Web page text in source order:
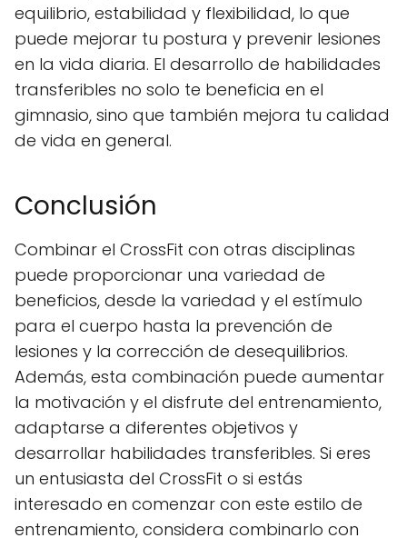
equilibrio, estabilidad y flexibilidad, lo que
puede mejorar tu postura y prevenir lesiones
en la vida diaria. El desarrollo de habilidades
transferibles no solo te beneficia en el
gimnasio, sino que también mejora tu calidad
de vida en general.
Conclusión
Combinar el CrossFit con otras disciplinas
puede proporcionar una variedad de
beneficios, desde la variedad y el estímulo
para el cuerpo hasta la prevención de
lesiones y la corrección de desequilibrios.
Además, esta combinación puede aumentar
la motivación y el disfrute del entrenamiento,
adaptarse a diferentes objetivos y
desarrollar habilidades transferibles. Si eres
un entusiasta del CrossFit o si estás
interesado en comenzar con este estilo de
entrenamiento, considera combinarlo con